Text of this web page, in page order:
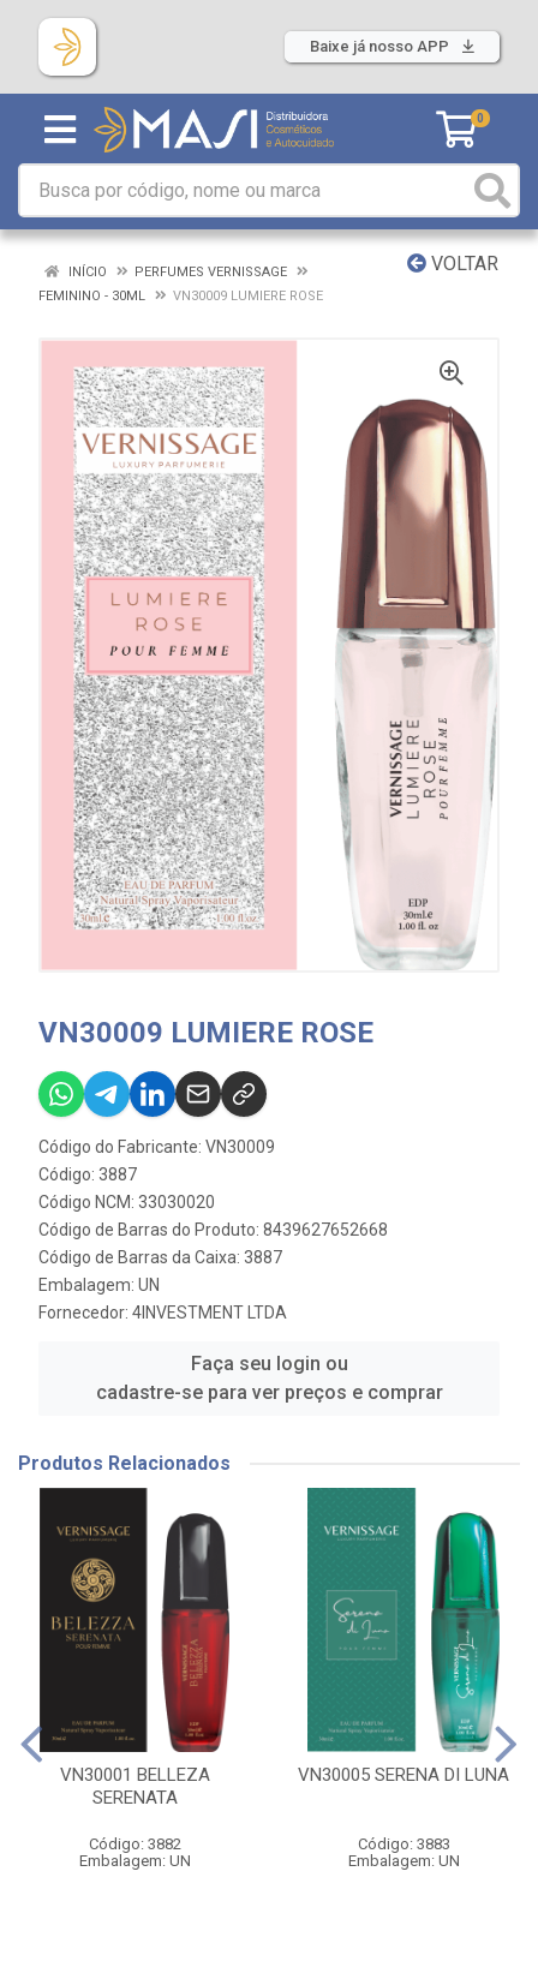
Baixe já nosso APP
0
VOLTAR
INÍCIO
PERFUMES VERNISSAGE
FEMININO - 30ML
VN30009 LUMIERE ROSE
VN30009 LUMIERE ROSE
Código do Fabricante: VN30009
Código: 3887
Código NCM: 33030020
Código de Barras do Produto: 8439627652668
Código de Barras da Caixa: 3887
Embalagem: UN
Fornecedor: 4INVESTMENT LTDA
Faça seu login ou
cadastre-se para ver preços e comprar
Produtos Relacionados
VN30001 BELLEZA
SERENATA
Código: 3882
Embalagem: UN
VN30005 SERENA DI LUNA
Código: 3883
Embalagem: UN